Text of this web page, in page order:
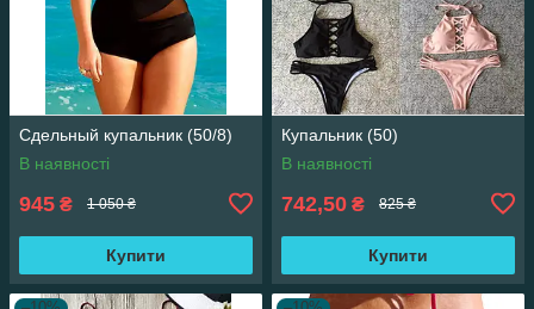
Сдельный купальник (50/8)
В наявності
945 ₴ 1 050 ₴
Купити
Купальник (50)
В наявності
742,50 ₴ 825 ₴
Купити